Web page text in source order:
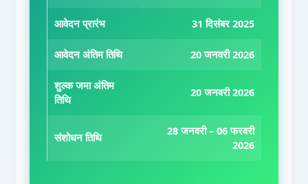
आवेदन प्रारंभ 31 दिसंबर 2025
आवेदन अंतिम तिथि 20 जनवरी 2026
शुल्क जमा अंतिम
तिथि
20 जनवरी 2026
संशोधन तिथि
28 जनवरी – 06 फरवरी
2026